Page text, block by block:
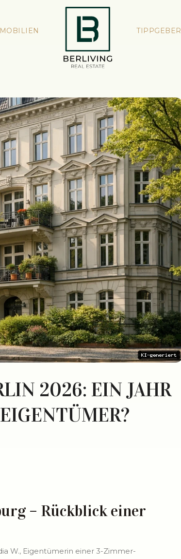
TIPPGEBER
2026: EIN JAHR
– Rückblick einer
W., Eigentümerin einer 3-Zimmer-